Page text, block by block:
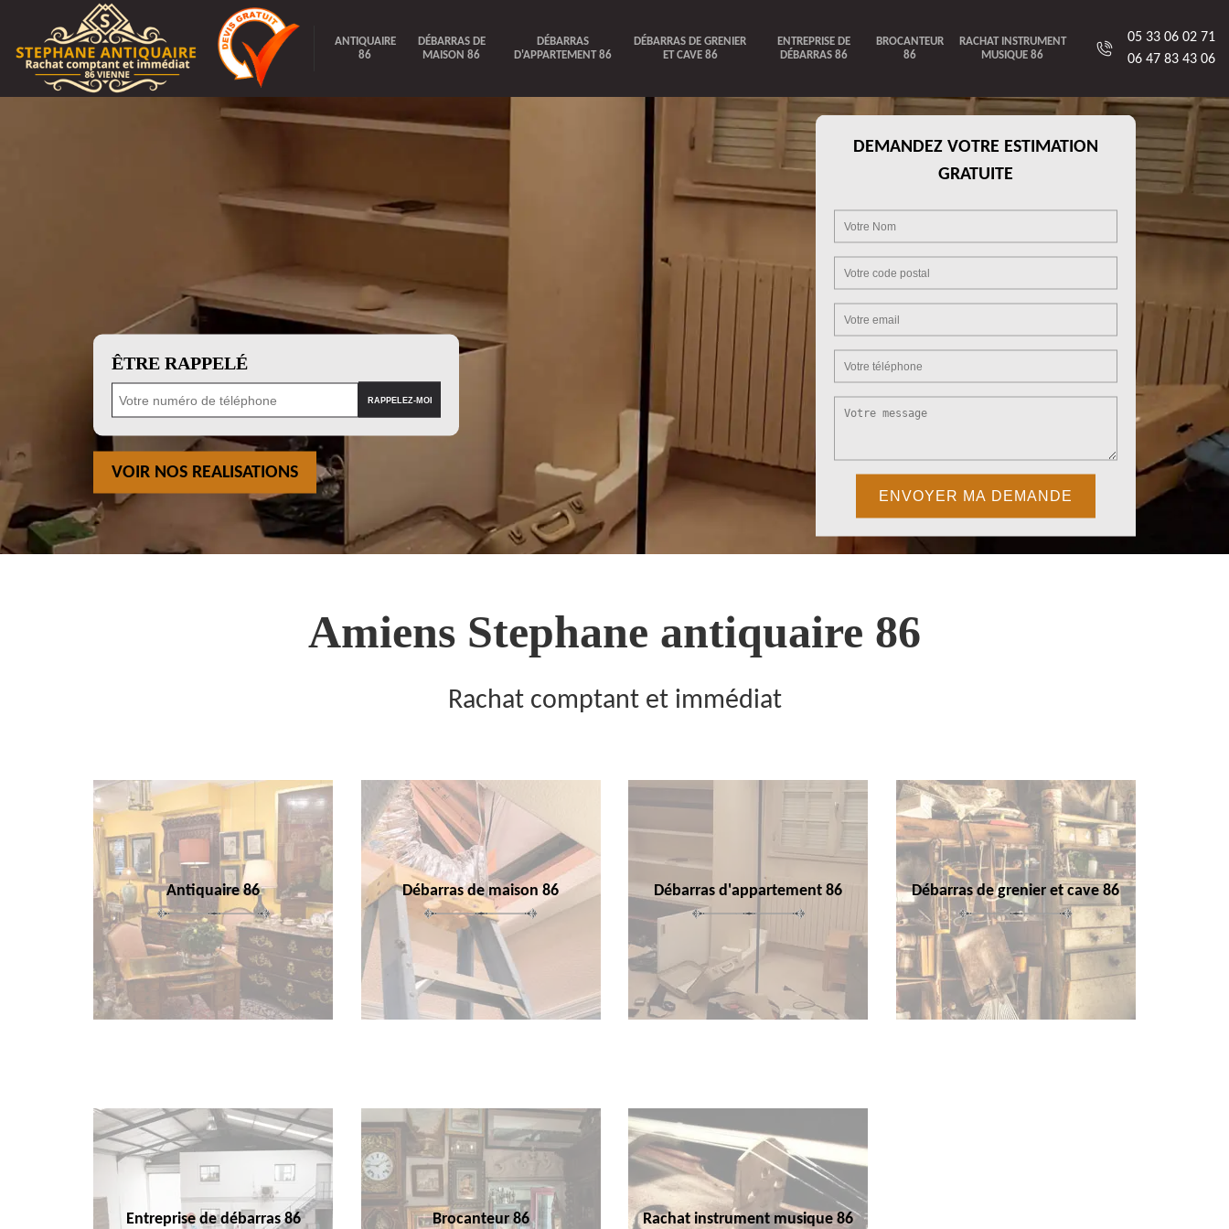
ANTIQUAIRE
86
DÉBARRAS DE
MAISON 86
DÉBARRAS
D'APPARTEMENT 86
DÉBARRAS DE GRENIER
ET CAVE 86
ENTREPRISE DE
DÉBARRAS 86
BROCANTEUR
86
RACHAT INSTRUMENT
MUSIQUE 86
05 33 06 02 71
06 47 83 43 06
ÊTRE RAPPELÉ
VOIR NOS REALISATIONS
DEMANDEZ VOTRE ESTIMATION
GRATUITE
Amiens Stephane antiquaire 86
Rachat comptant et immédiat
Antiquaire 86 Débarras de maison 86 Débarras d'appartement 86 Débarras de grenier et cave 86
Entreprise de débarras 86 Brocanteur 86 Rachat instrument musique 86